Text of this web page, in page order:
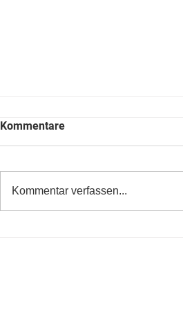
Kommentare
Kommentar verfassen...